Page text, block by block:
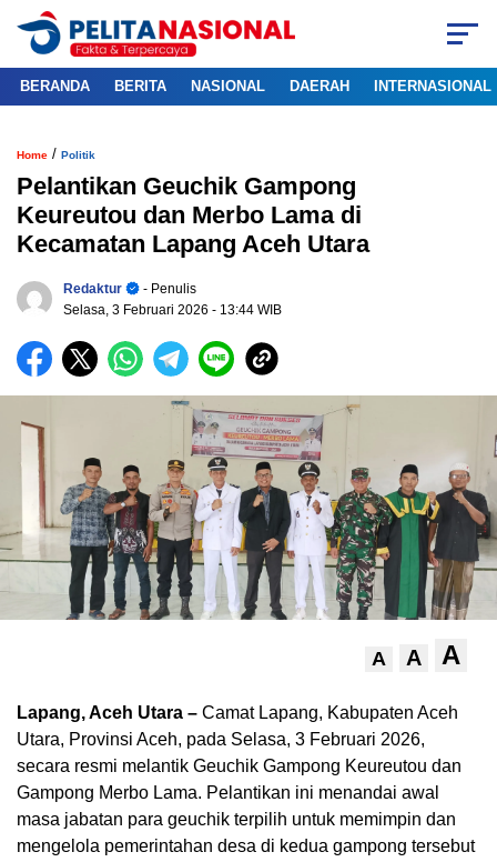
BERANDA BERITA NASIONAL DAERAH INTERNASIONAL
Home / Politik
Pelantikan Geuchik Gampong
Keureutou dan Merbo Lama di
Kecamatan Lapang Aceh Utara
Redaktur
- Penulis
Selasa, 3 Februari 2026 - 13:44 WIB
A A A
Lapang, Aceh Utara – Camat Lapang, Kabupaten Aceh
Utara, Provinsi Aceh, pada Selasa, 3 Februari 2026,
secara resmi melantik Geuchik Gampong Keureutou dan
Gampong Merbo Lama. Pelantikan ini menandai awal
masa jabatan para geuchik terpilih untuk memimpin dan
mengelola pemerintahan desa di kedua gampong tersebut